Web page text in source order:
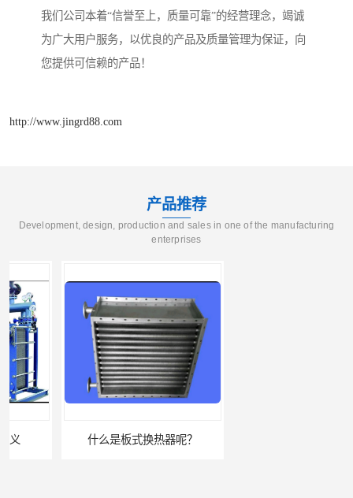
我们公司本着“信誉至上，质量可靠”的经营理念，竭诚
为广大用户服务，以优良的产品及质量管理为保证，向
您提供可信赖的产品！
http://www.jingrd88.com
产品推荐
Development, design, production and sales in one of the manufacturing
enterprises
什么是板式换热器呢？